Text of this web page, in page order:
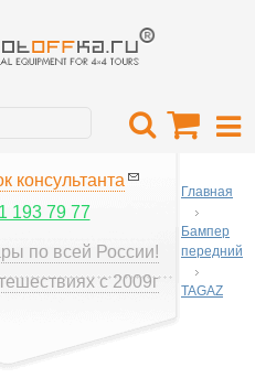
консультанта
193 79 77
по всей России!
с 2009г
Главная
Бампер
передний
TAGAZ